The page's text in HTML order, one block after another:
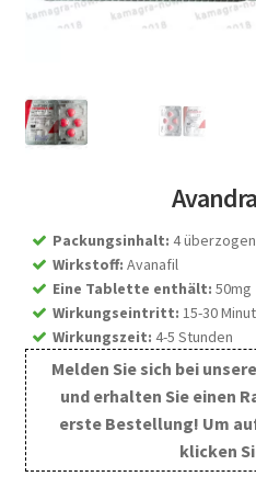
Packungsinhalt: 4
Wirkstoff: Avanafil
Eine Tablette enthält: 50mg
Wirkungseintritt: 15-30
Wirkungszeit: 4-5 Stunden
Melden Sie sich bei
und erhalten Sie einen
erste Bestellung! Um
klicken